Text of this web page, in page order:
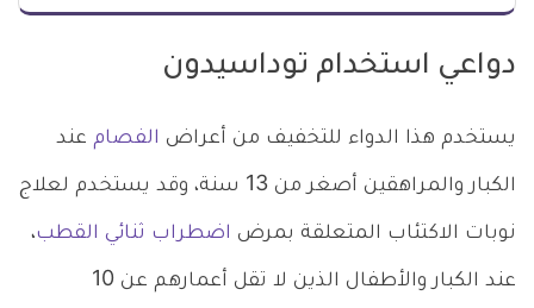
دواعي استخدام توداسيدون
يستخدم هذا الدواء للتخفيف من أعراض الفصام عند
الكبار والمراهقين أصغر من 13 سنة، وقد يستخدم لعلاج
نوبات الاكتئاب المتعلقة بمرض اضطراب ثنائي القطب،
عند الكبار والأطفال الذين لا تقل أعمارهم عن 10